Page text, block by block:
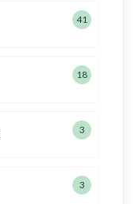
41
18
3
3